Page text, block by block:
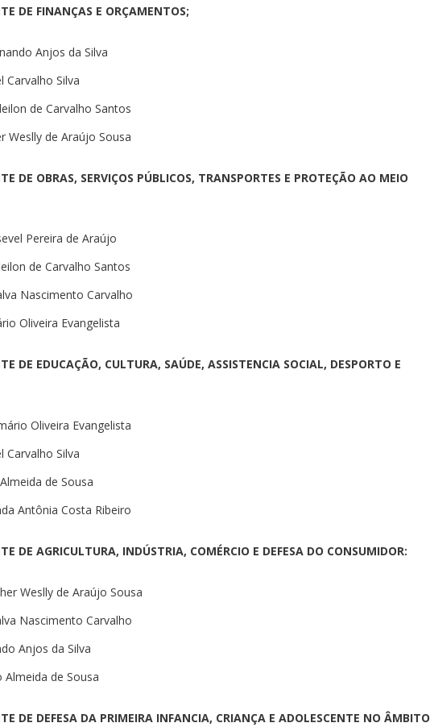
DE FINANÇAS E ORÇAMENTOS;
Anjos da Silva
Carvalho Silva
de Carvalho Santos
Weslly de Araújo Sousa
DE OBRAS, SERVIÇOS PÚBLICOS, TRANSPORTES E PROTEÇÃO AO MEIO
Pereira de Araújo
de Carvalho Santos
Nascimento Carvalho
Oliveira Evangelista
DE EDUCAÇÃO, CULTURA, SAÚDE, ASSISTENCIA SOCIAL, DESPORTO E
Oliveira Evangelista
Carvalho Silva
de Sousa
Antônia Costa Ribeiro
DE AGRICULTURA, INDÚSTRIA, COMÉRCIO E DEFESA DO CONSUMIDOR:
Weslly de Araújo Sousa
Nascimento Carvalho
Anjos da Silva
Almeida de Sousa
DE DEFESA DA PRIMEIRA INFANCIA, CRIANÇA E ADOLESCENTE NO ÂMBITO